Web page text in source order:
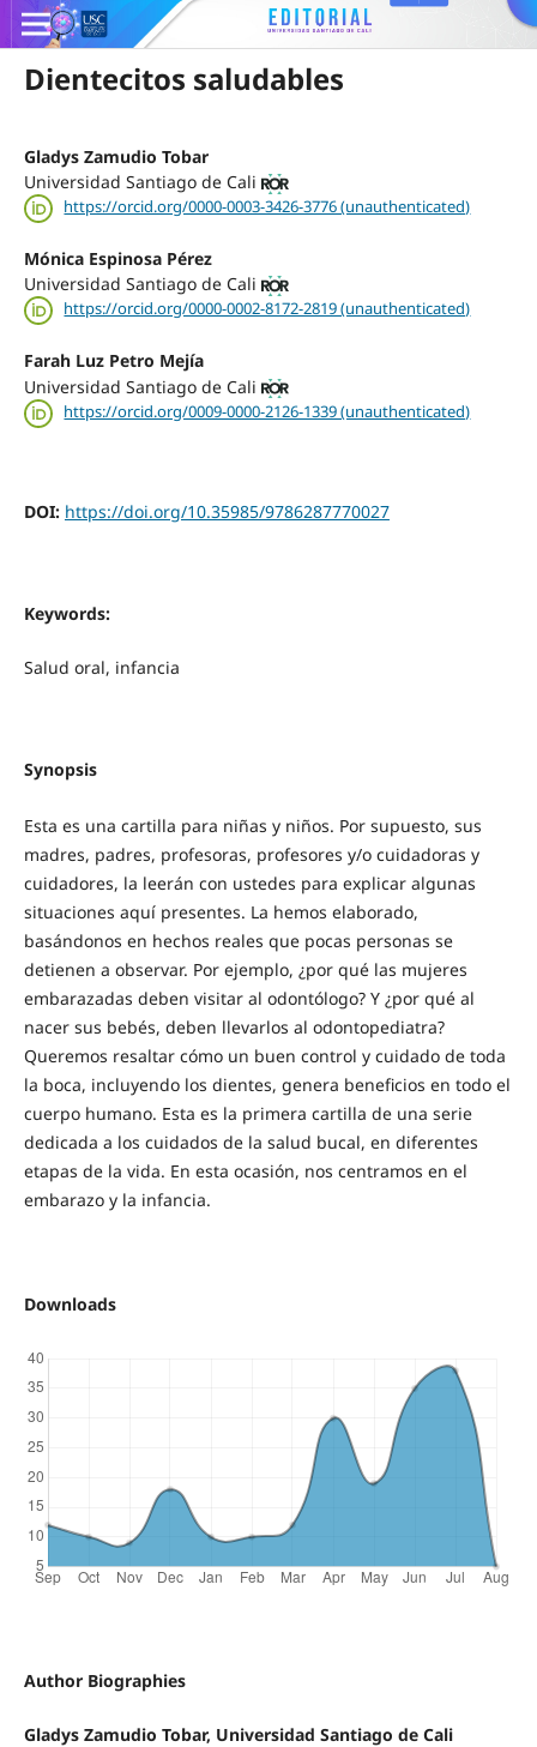
Dientecitos saludables
Gladys Zamudio Tobar
Universidad Santiago de Cali
https://orcid.org/0000-0003-3426-3776 (unauthenticated)
Mónica Espinosa Pérez
Universidad Santiago de Cali
https://orcid.org/0000-0002-8172-2819 (unauthenticated)
Farah Luz Petro Mejía
Universidad Santiago de Cali
https://orcid.org/0009-0000-2126-1339 (unauthenticated)
DOI: https://doi.org/10.35985/9786287770027
Keywords:
Salud oral, infancia
Synopsis
Esta es una cartilla para niñas y niños. Por supuesto, sus
madres, padres, profesoras, profesores y/o cuidadoras y
cuidadores, la leerán con ustedes para explicar algunas
situaciones aquí presentes. La hemos elaborado,
basándonos en hechos reales que pocas personas se
detienen a observar. Por ejemplo, ¿por qué las mujeres
embarazadas deben visitar al odontólogo? Y ¿por qué al
nacer sus bebés, deben llevarlos al odontopediatra?
Queremos resaltar cómo un buen control y cuidado de toda
la boca, incluyendo los dientes, genera beneficios en todo el
cuerpo humano. Esta es la primera cartilla de una serie
dedicada a los cuidados de la salud bucal, en diferentes
etapas de la vida. En esta ocasión, nos centramos en el
embarazo y la infancia.
Downloads
Author Biographies
Gladys Zamudio Tobar, Universidad Santiago de Cali